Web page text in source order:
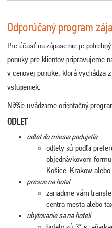
Odporúčaný program
Pre účasť na zápase nie je
ponuky pre klientov pripravujeme
v cenovej ponuke, ktorá vychádza
vstupeniek.
Nižšie uvádzame orientačný
ODLET
odlet do miesta podujatia
odlety sú podľa
objednávkovom
Košice, Krakow alebo
presun na hotel
zariadime vám
centra mesta alebo
ubytovanie sa na hoteli